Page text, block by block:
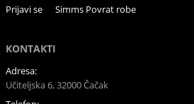
Prijavi se
Simms Povrat robe
KONTAKTI
Adresa:
Učiteljska 6, 32000 Čačak